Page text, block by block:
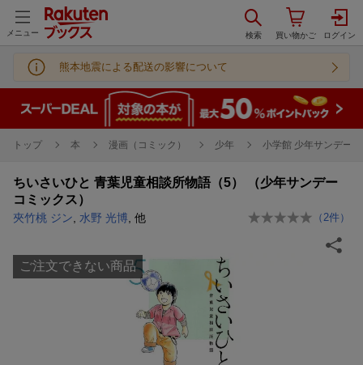
メニュー
熊本地震による配送の影響について
トップ 本 漫画（コミック） 少年 小学館 少年サンデーC
ちいさいひと 青葉児童相談所物語（5） （少年サンデー
コミックス）
夾竹桃 ジン 水野 光博 , 他 （ 2件）
ご注文できない商品